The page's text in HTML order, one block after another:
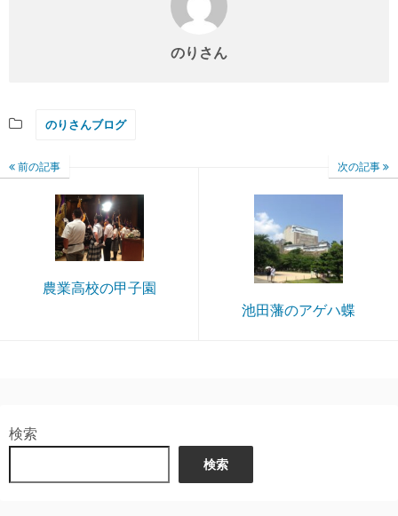
のりさん
のりさんブログ
前の記事
農業高校の甲子園
次の記事
池田藩のアゲハ蝶
検索
検索